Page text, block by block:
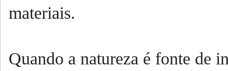
materiais.
Quando a natureza é fonte de